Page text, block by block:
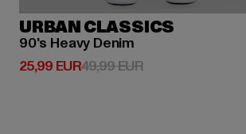
URBAN CLASSICS
90's Heavy Denim
25,99 EUR
Derzeitiger Preis: 25,99 EUR
49,99 EURAktionspreis: